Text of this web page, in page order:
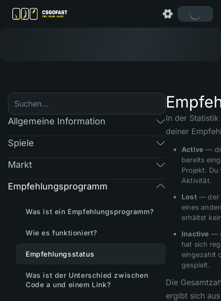
Allgemeine Information
Spiele
Markt
Empfehlungsprogramm
Was ist ein Empfehlungsprogramm?
Wie es funktioniert?
Empfehlungsstatus
Was ist der Unterschied zwischen
Code a und einem Link?
In der
deiner
Active —
bereits
Projekt. Du
Aktivität.
Lost— der
eines
erhältst
Inactive —
hat sich
eingezahlt
gespielt.
Die
ergibt sich